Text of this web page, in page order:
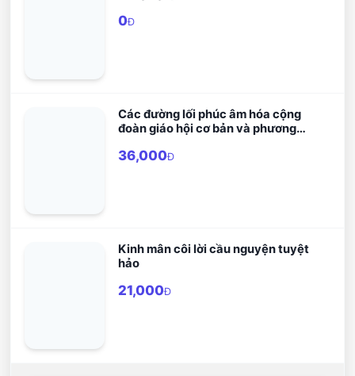
0Đ
Các đường lối phúc âm hóa cộng
đoàn giáo hội cơ bản và phương
36,000Đ
Kinh mân côi lời cầu nguyện tuyệt
hảo
21,000Đ